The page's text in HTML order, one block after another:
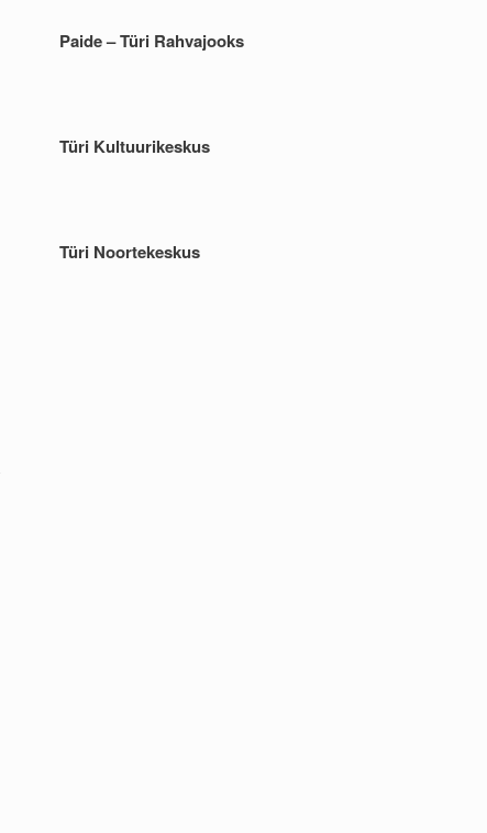
Paide – Türi Rahvajooks
Türi Kultuurikeskus
Türi Noortekeskus